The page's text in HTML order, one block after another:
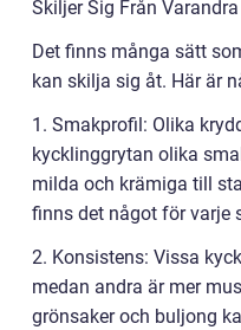
Skiljer Sig Från Varandra
Det finns många sätt
kan skilja sig åt. Här är
1. Smakprofil: Olika
kycklinggrytan olika
milda och krämiga till
finns det något för varje
2. Konsistens: Vissa
medan andra är mer
grönsaker och buljong